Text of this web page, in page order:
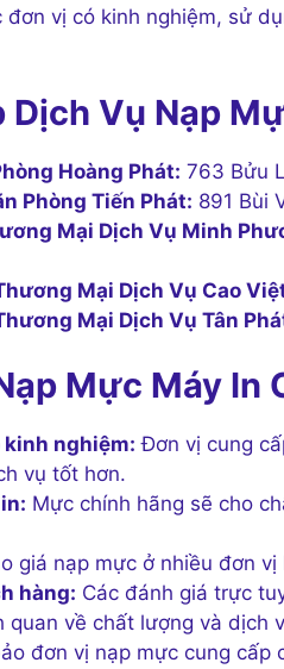
vị có kinh nghiệm, sử
Dịch Vụ Nạp
Hoàng Phát: 763 Bửu
Phòng Tiến Phát: 891 Bùi
Mại Dịch Vụ Minh
Mại Dịch Vụ Cao
Mại Dịch Vụ Tân
Mực Máy In
nghiệm: Đơn vị cung
vụ tốt hơn.
Mực chính hãng sẽ cho
giá nạp mực ở nhiều đơn
hàng: Các đánh giá trực
quan về chất lượng và dịch
đơn vị nạp mực cung cấp